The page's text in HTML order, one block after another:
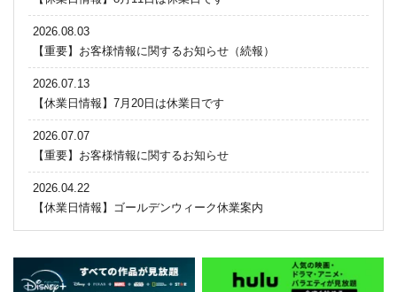
2026.08.03
【重要】お客様情報に関するお知らせ（続報）
2026.07.13
【休業日情報】7月20日は休業日です
2026.07.07
【重要】お客様情報に関するお知らせ
2026.04.22
【休業日情報】ゴールデンウィーク休業案内